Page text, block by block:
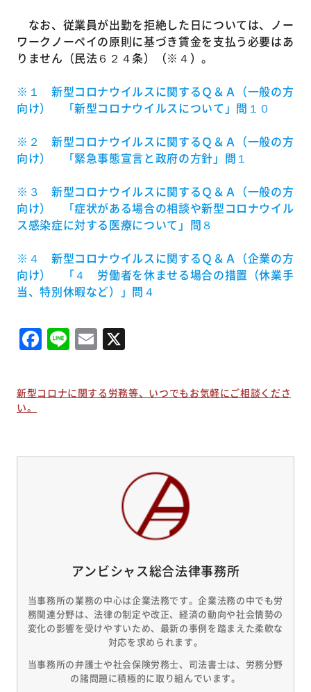
なお、従業員が出勤を拒絶した日については、ノー
ワークノーペイの原則に基づき賃金を支払う必要はあ
りません（民法６２４条）（※４）。
※１ 新型コロナウイルスに関するＱ＆Ａ（一般の方
向け） 「新型コロナウイルスについて」問１０
※２ 新型コロナウイルスに関するＱ＆Ａ（一般の方
向け） 「緊急事態宣言と政府の方針」問１
※３ 新型コロナウイルスに関するＱ＆Ａ（一般の方
向け） 「症状がある場合の相談や新型コロナウイル
ス感染症に対する医療について」問８
※４ 新型コロナウイルスに関するＱ＆Ａ（企業の方
向け） 「４ 労働者を休ませる場合の措置（休業手
当、特別休暇など）」問４
Facebook
LineEmail
新型コロナに関する労務等、いつでもお気軽にご相談くださ
い。
アンビシャス総合法律事務所
当事務所の業務の中心は企業法務です。企業法務の中でも労
務関連分野は、法律の制定や改正、経済の動向や社会情勢の
変化の影響を受けやすいため、最新の事例を踏まえた柔軟な
対応を求められます。
当事務所の弁護士や社会保険労務士、司法書士は、労務分野
の諸問題に積極的に取り組んでいます。